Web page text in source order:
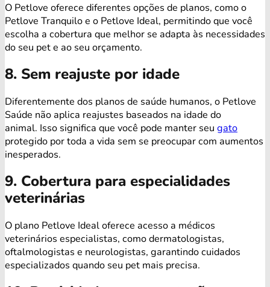
O Petlove oferece diferentes opções de planos, como o
Petlove Tranquilo e o Petlove Ideal, permitindo que você
escolha a cobertura que melhor se adapta às necessidades
do seu pet e ao seu orçamento.
8. Sem reajuste por idade
Diferentemente dos planos de saúde humanos, o Petlove
Saúde não aplica reajustes baseados na idade do
animal. Isso significa que você pode manter seu gato
protegido por toda a vida sem se preocupar com aumentos
inesperados.
9. Cobertura para especialidades
veterinárias
O plano Petlove Ideal oferece acesso a médicos
veterinários especialistas, como dermatologistas,
oftalmologistas e neurologistas, garantindo cuidados
especializados quando seu pet mais precisa.